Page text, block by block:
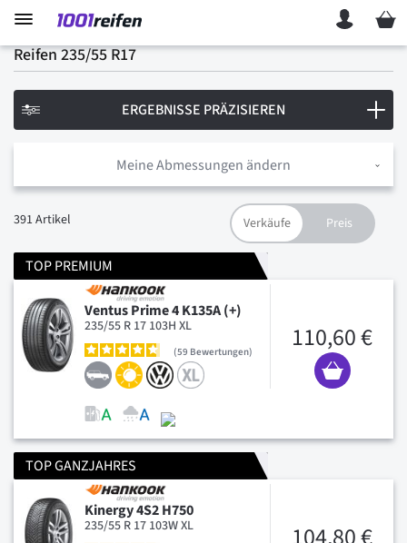
Mein
Reifen 235/55 R17
Meine Abmessungen ändern
391Artikel
TOP PREMIUM
Ventus Prime 4 K135A (+)
235/55 R 17 103H XL
59 Bewertungen 110,60 €
TOP GANZJAHRES
Kinergy 4S2 H750
235/55 R 17 103W XL
ERGEBNISSE PRÄZISIEREN